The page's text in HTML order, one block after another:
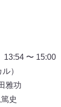
13:54 〜 15:00
）
雅功
史